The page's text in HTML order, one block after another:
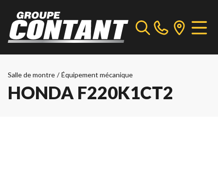
Salle de montre / Équipement mécanique
HONDA F220K1CT2